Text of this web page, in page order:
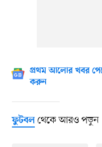
প্রথম আলোর খবর
করুন
ফুটবলথেকে আরও পড়ুন